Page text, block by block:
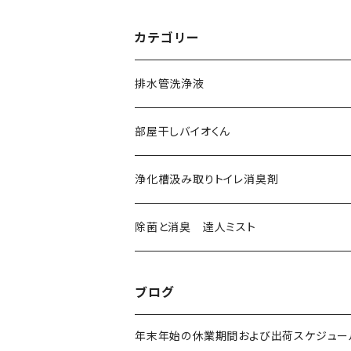
カテゴリー
排水管洗浄液
排水管洗浄液 500mL
排水管洗浄液 1.8L
排水管洗浄液 強力版 300ｍL
部屋干しバイオくん
浄化槽汲み取りトイレ消臭剤
除菌と消臭 達人ミスト
ブログ
年末年始の休業期間および出荷スケジュー